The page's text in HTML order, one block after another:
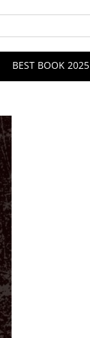
BEST BOOK 2025